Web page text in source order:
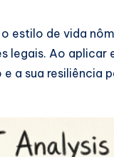
estilo de vida
legais. Ao
a sua resiliência